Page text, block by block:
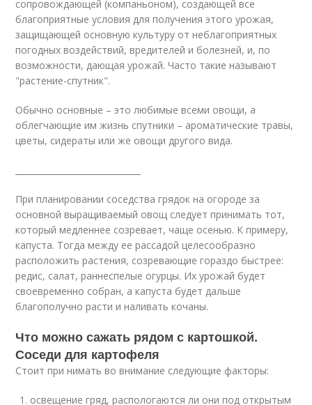
сопровождающей (компаньоном), создающей все
благоприятные условия для получения этого урожая,
защищающей основную культуру от неблагоприятных
погодных воздействий, вредителей и болезней, и, по
возможности, дающая урожай. Часто такие называют
"растение-спутник".
Обычно основные – это любимые всеми овощи, а
облегчающие им жизнь спутники – ароматические травы,
цветы, сидераты или же овощи другого вида.
При планировании соседства грядок на огороде за
основной выращиваемый овощ следует принимать тот,
который медленнее созревает, чаще осенью. К примеру,
капуста. Тогда между ее рассадой целесообразно
расположить растения, созревающие гораздо быстрее:
редис, салат, раннеспелые огурцы. Их урожай будет
своевременно собран, а капуста будет дальше
благополучно расти и наливать кочаны.
Что можно сажать рядом с картошкой.
Соседи для картофеля
Стоит при нимать во внимание следующие факторы:
освещение гряд, распологаются ли они под открытым